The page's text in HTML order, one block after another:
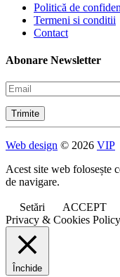
Politică de
Termeni si conditii
Contact
Abonare Newsletter
Web design © 2026 VIP
Acest site web folosește
de navigare.
Setări
ACCEPT
Privacy & Cookies Policy
Închide